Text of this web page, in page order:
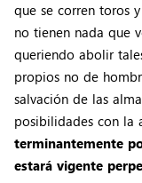
que se corren toros
no tienen nada que
queriendo abolir
propios no de
salvación de las
posibilidades con la
terminantemente
estará vigente